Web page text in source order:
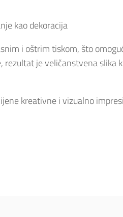
kao dekoracija
i oštrim tiskom, što
rezultat je veličanstvena slika
kreativne i vizualno